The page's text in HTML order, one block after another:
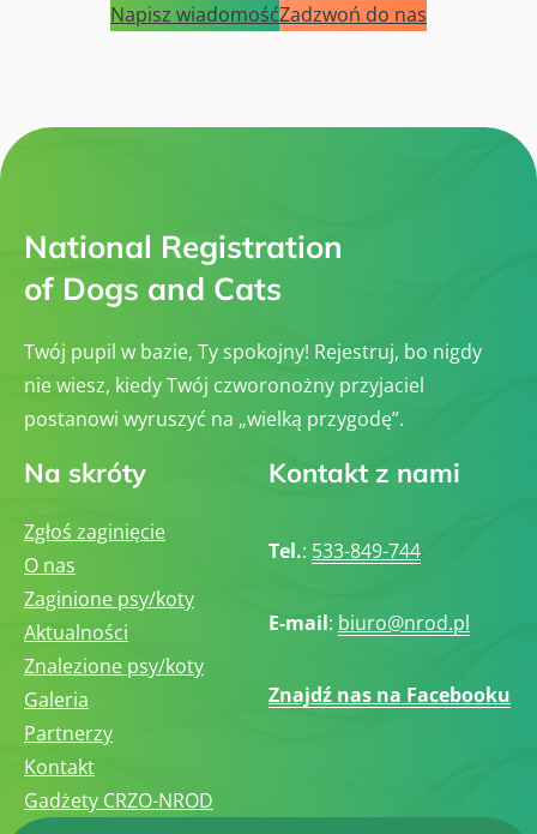
Napisz wiadomośćZadzwoń do nas
National Registration
of Dogs and Cats
Twój pupil w bazie, Ty spokojny! Rejestruj, bo nigdy
nie wiesz, kiedy Twój czworonożny przyjaciel
postanowi wyruszyć na „wielką przygodę”.
Na skróty
Zgłoś zaginięcie
O nas
Zaginione psy/koty
Aktualności
Znalezione psy/koty
Galeria
Partnerzy
Kontakt
Gadżety CRZO-NROD
Kontakt z nami
Tel.: 533-849-744
E-mail: biuro@nrod.pl
Znajdź nas na Facebooku